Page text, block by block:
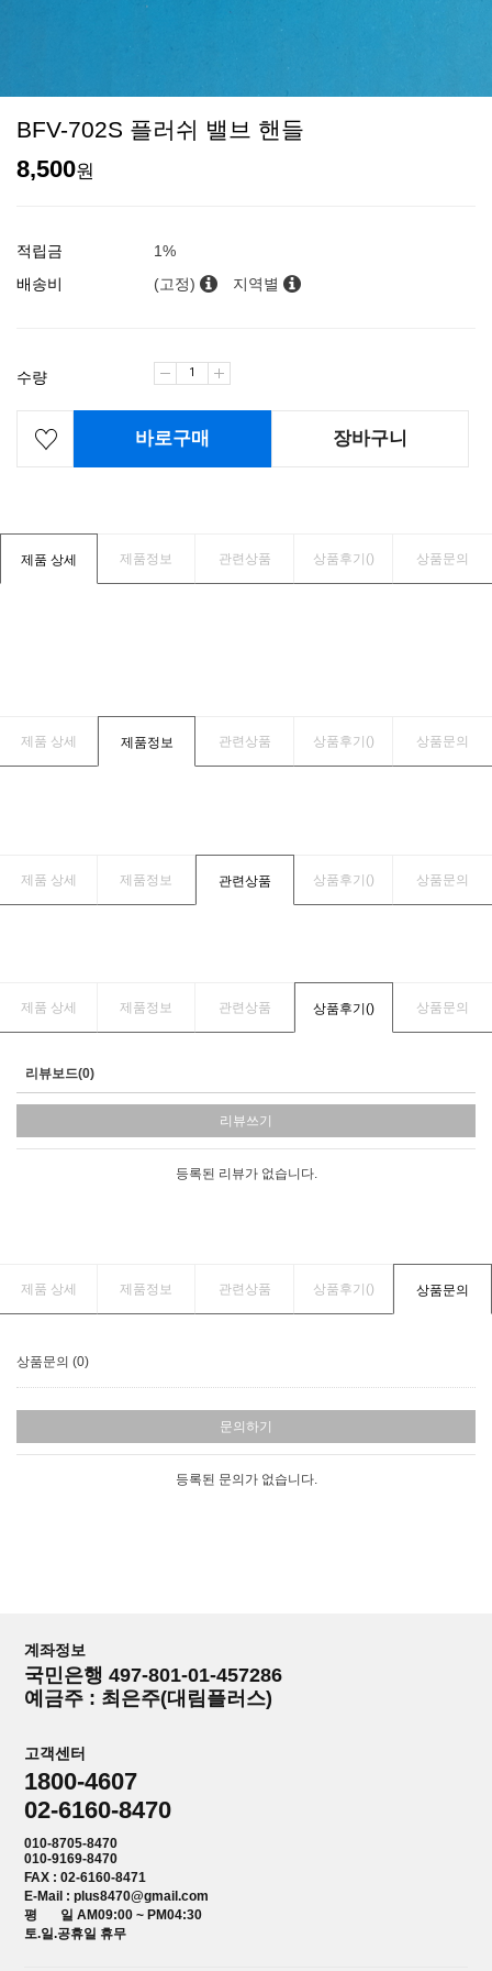
BFV-702S 플러쉬 밸브 핸들
8,500원
적립금
1%
배송비
(고정) 지역별
수량
바로구매 장바구니
제품 상세 제품정보 관련상품 상품후기() 상품문의
제품 상세 제품정보 관련상품 상품후기() 상품문의
제품 상세 제품정보 관련상품 상품후기() 상품문의
제품 상세 제품정보 관련상품 상품후기() 상품문의
리뷰보드(0)
리뷰쓰기
등록된 리뷰가 없습니다.
제품 상세 제품정보 관련상품 상품후기() 상품문의
상품문의 (0)
문의하기
등록된 문의가 없습니다.
계좌정보
국민은행 497-801-01-457286
예금주 : 최은주(대림플러스)
고객센터
1800-4607
02-6160-8470
010-8705-8470
010-9169-8470
FAX : 02-6160-8471
E-Mail : plus8470@gmail.com
평 일 AM09:00 ~ PM04:30
토.일.공휴일 휴무